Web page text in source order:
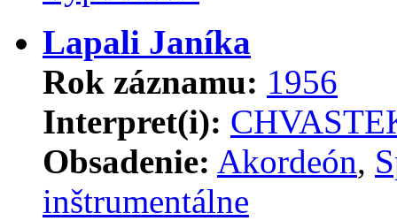
Lapali Janíka
Rok záznamu: 1956
Interpret(i):
Obsadenie: Akordeón,
inštrumentálne